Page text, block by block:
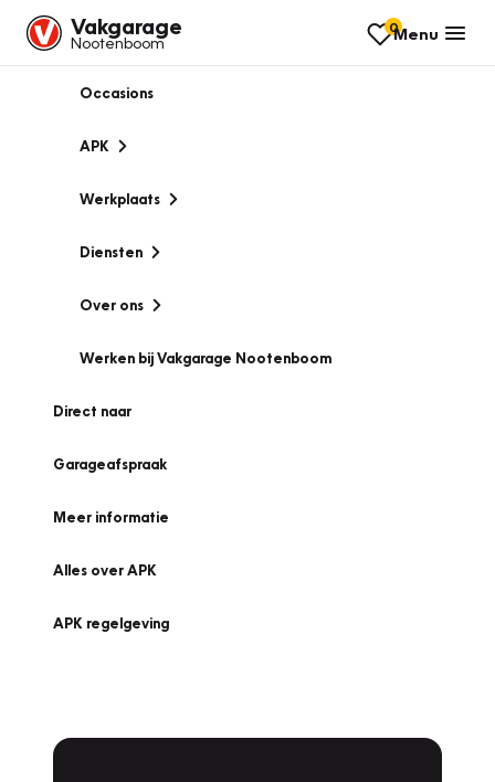
Vakgarage
Nootenboom
0Menu
Occasions
APK
Werkplaats
Diensten
Over ons
Werken bij Vakgarage Nootenboom
Direct naar
Garageafspraak
Meer informatie
Alles over APK
APK regelgeving